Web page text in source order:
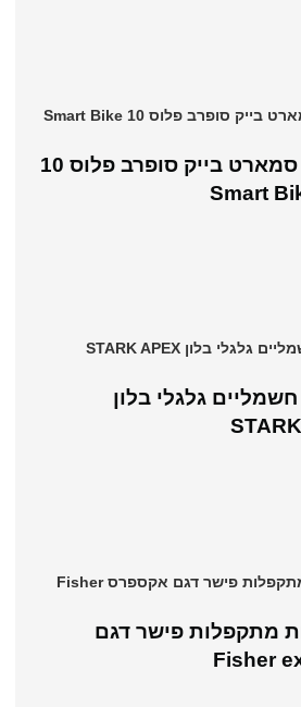
קורקינט חשמלי סמארט בייק סופרב פלוס 10
Smart
גלגלי בלון
מתקפלות פישר דגם